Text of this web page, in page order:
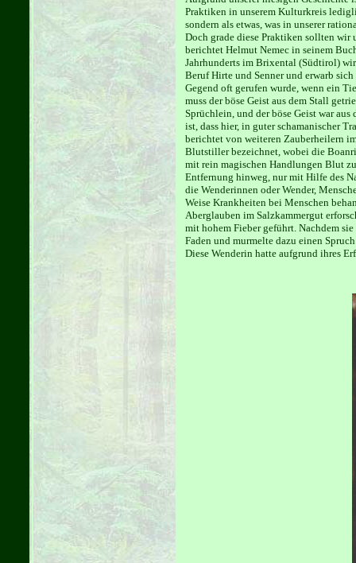
Praktiken in unserem Kulturkreis
sondern als etwas, was in unserer
Doch grade diese Praktiken sollten wir
berichtet Helmut Nemec in seinem
Jahrhunderts im Brixental (Südtirol)
Beruf Hirte und Senner und erwarb
Gegend oft gerufen wurde, wenn ein
muss der böse Geist aus dem Stall
Sprüchlein, und der böse Geist war
ist, dass hier, in guter schamanischer
berichtet von weiteren Zauberheilern
Blutstiller bezeichnet, wobei die
mit rein magischen Handlungen Blut
Entfernung hinweg, nur mit Hilfe des
die Wenderinnen oder Wender,
Weise Krankheiten bei Menschen
Aberglauben im Salzkammergut
mit hohem Fieber geführt. Nachdem
Faden und murmelte dazu einen
Diese Wenderin hatte aufgrund ihres